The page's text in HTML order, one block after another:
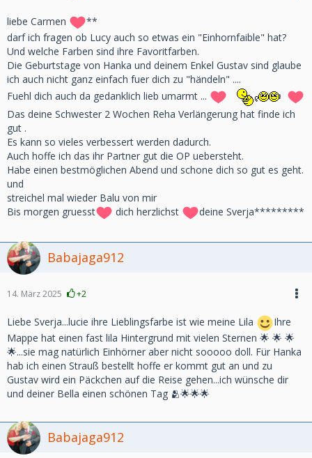
liebe Carmen
**
darf ich fragen ob Lucy auch so etwas ein "Einhornfaible" hat?
Und welche Farben sind ihre Favoritfarben.
Die Geburtstage von Hanka und deinem Enkel Gustav sind glaube
ich auch nicht ganz einfach fuer dich zu "händeln" ....
Fuehl dich auch da gedanklich lieb umarmt ...
Das deine Schwester 2 Wochen Reha Verlängerung hat finde ich
gut .
Es kann so vieles verbessert werden dadurch.
Auch hoffe ich das ihr Partner gut die OP uebersteht.
Habe einen bestmöglichen Abend und schone dich so gut es geht.
und
streichel mal wieder Balu von mir
Bis morgen gruesst
dich herzlichst deine Sverja*********
Babajaga912
14. März 2025 +2
Liebe Sverja...lucie ihre Lieblingsfarbe ist wie meine Lila
Ihre
Mappe hat einen fast lila Hintergrund mit vielen Sternen 🌟 🌟 🌟
🌟...sie mag natürlich Einhörner aber nicht sooooo doll. Für Hanka
hab ich einen Strauß bestellt hoffe er kommt gut an und zu
Gustav wird ein Päckchen auf die Reise gehen...ich wünsche dir
und deiner Bella einen schönen Tag 🫂🌟🌟🌟
Babajaga912